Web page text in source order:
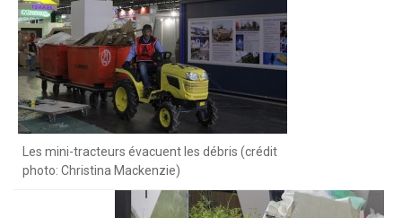
Les mini-tracteurs évacuent les débris (crédit
photo: Christina Mackenzie)